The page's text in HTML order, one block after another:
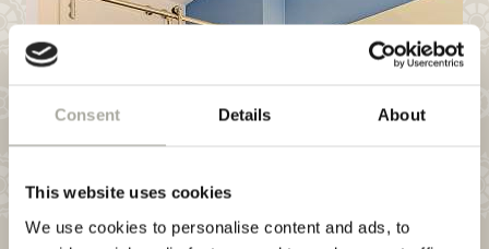
Consent Details About
This website uses cookies
We use cookies to personalise content and ads, to